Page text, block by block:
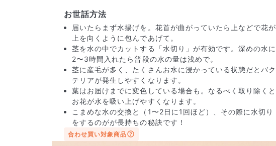
届いたお花に元気がなかったら？
もし届いたお花に「枯れている」「折れている」などの不備が
あった場合は、些細なことでもお気軽にサポートまでご連絡く
ださい。ご返金にて補償いたします。
お世話方法
届いたらまず水揚げを。花首が曲がっていたら上などで花が
上を向くように包んであげて。
茎を水の中でカットする「水切り」が有効です。深めの水に
2〜3時間入れたら普段の水の量は浅めで。
茎に産毛が多く、たくさんお水に浸かっている状態だとバク
テリアが発生しやすくなります。
葉はお届けまでに変色している場合も。なるべく取り除くと
お花が水を吸い上げやすくなります。
こまめな水の交換と（1〜2日に1回ほど）、その際に水切り
をするのがが長持ちの秘訣です！
合わせ買い対象商品